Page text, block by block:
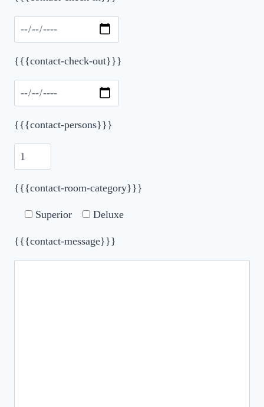
{{{contact-check-out}}}
{{{contact-persons}}}
{{{contact-room-category}}}
Superior Deluxe
{{{contact-message}}}